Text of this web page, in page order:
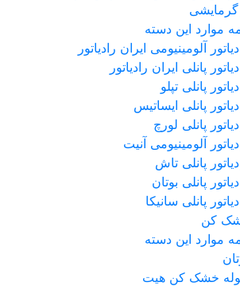
گرمایشی
موارد این دسته
آلومینیومی ایران رادیاتور
پانلی ایران رادیاتور
پانلی تپلو
پانلی ایساتیس
پانلی لورچ
آلومینیومی آنیت
پانلی تاش
پانلی بوتان
پانلی سانیکا
کن
موارد این دسته
خشک کن هیت